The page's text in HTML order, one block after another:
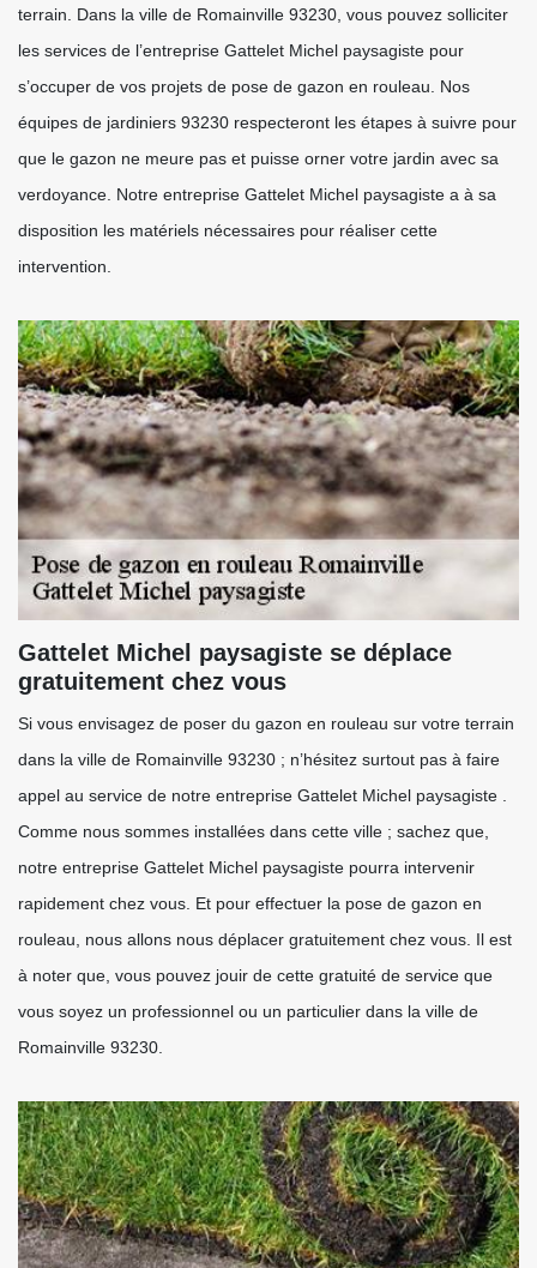
terrain. Dans la ville de Romainville 93230, vous pouvez solliciter
les services de l’entreprise Gattelet Michel paysagiste pour
s’occuper de vos projets de pose de gazon en rouleau. Nos
équipes de jardiniers 93230 respecteront les étapes à suivre pour
que le gazon ne meure pas et puisse orner votre jardin avec sa
verdoyance. Notre entreprise Gattelet Michel paysagiste a à sa
disposition les matériels nécessaires pour réaliser cette
intervention.
Gattelet Michel paysagiste se déplace
gratuitement chez vous
Si vous envisagez de poser du gazon en rouleau sur votre terrain
dans la ville de Romainville 93230 ; n’hésitez surtout pas à faire
appel au service de notre entreprise Gattelet Michel paysagiste .
Comme nous sommes installées dans cette ville ; sachez que,
notre entreprise Gattelet Michel paysagiste pourra intervenir
rapidement chez vous. Et pour effectuer la pose de gazon en
rouleau, nous allons nous déplacer gratuitement chez vous. Il est
à noter que, vous pouvez jouir de cette gratuité de service que
vous soyez un professionnel ou un particulier dans la ville de
Romainville 93230.